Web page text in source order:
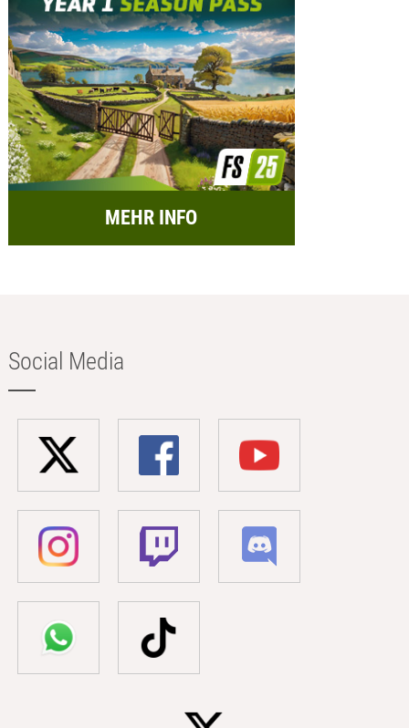
MEHR INFO
Social Media